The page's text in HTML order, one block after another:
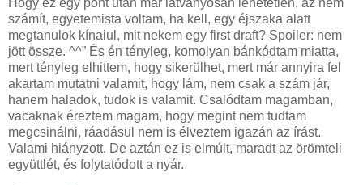
számít, egyetemista voltam, ha kell, egy éjszaka alatt
megtanulok kínaiul, mit nekem egy first draft? Spoiler: nem
jött össze. ^^” És én tényleg, komolyan bánkódtam miatta,
mert tényleg elhittem, hogy sikerülhet, mert már annyira fel
akartam mutatni valamit, hogy lám, nem csak a szám jár,
hanem haladok, tudok is valamit. Csalódtam magamban,
vacaknak éreztem magam, hogy megint nem tudtam
megcsinálni, ráadásul nem is élveztem igazán az írást.
Valami hiányzott. De aztán ez is elmúlt, maradt az örömteli
együttlét, és folytatódott a nyár.